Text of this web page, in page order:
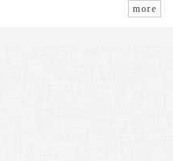
more